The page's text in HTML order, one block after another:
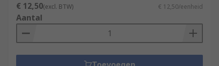
€ 12,50(excl. BTW) € 12,50/eenheid
Aantal